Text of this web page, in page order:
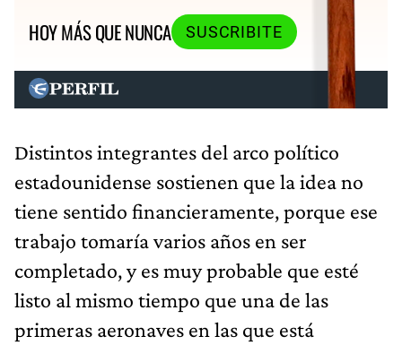
HOY MÁS QUE NUNCA
SUSCRIBITE
Distintos integrantes del arco político
estadounidense sostienen que la idea no
tiene sentido financieramente, porque ese
trabajo tomaría varios años en ser
completado, y es muy probable que esté
listo al mismo tiempo que una de las
primeras aeronaves en las que está